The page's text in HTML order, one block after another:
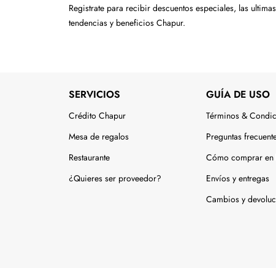
Registrate para recibir descuentos especiales, las ultimas
tendencias y beneficios Chapur.
SERVICIOS
Crédito Chapur
Mesa de regalos
Restaurante
¿Quieres ser proveedor?
GUÍA DE USO
Términos &
Preguntas
Cómo comprar en
Envíos y entregas
Cambios y